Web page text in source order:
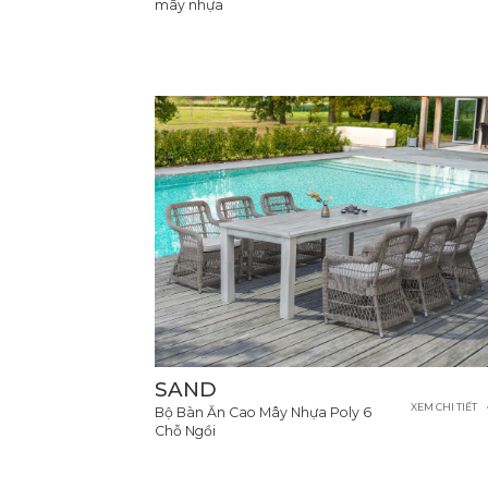
mây nhựa
SAND
Bộ Bàn Ăn Cao Mây Nhựa Poly 6
Chỗ Ngồi
XEM CHI TIẾT